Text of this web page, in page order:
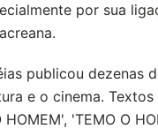
por sua
publicou dezenas
e o cinema. Textos
HOMEM', 'TEMO O